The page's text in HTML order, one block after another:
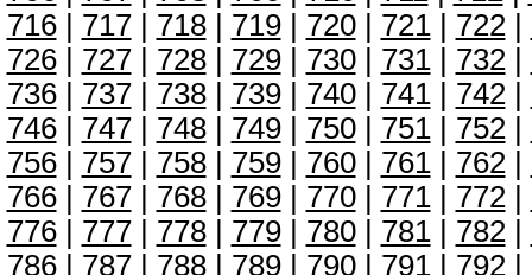
716| 717| 718| 719| 720| 721| 722|
726| 727| 728| 729| 730| 731| 732|
736| 737| 738| 739| 740| 741| 742|
746| 747| 748| 749| 750| 751| 752|
756| 757| 758| 759| 760| 761| 762|
766| 767| 768| 769| 770| 771| 772|
776| 777| 778| 779| 780| 781| 782|
786| 787| 788| 789| 790| 791| 792|